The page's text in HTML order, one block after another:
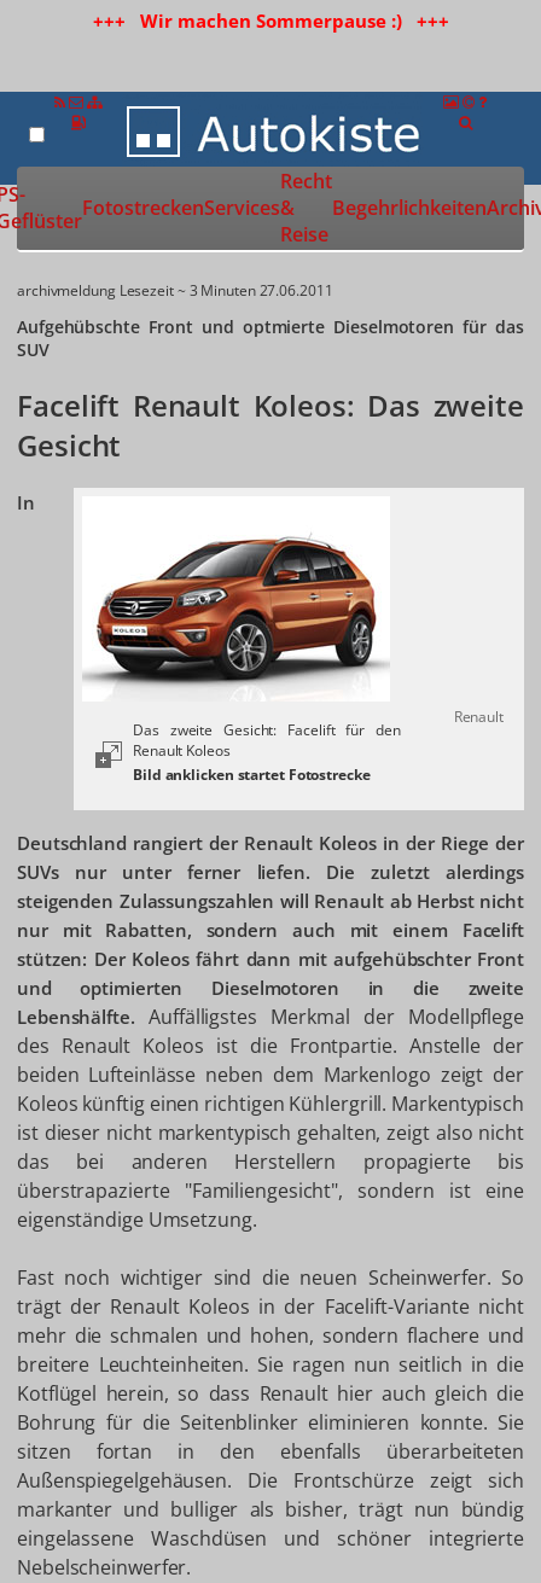
+++ Wir machen Sommerpause :) +++
Zur Startseite
FotostreckenServices
Recht
&
Reise
Begehrlichkeiten
archivmeldung Lesezeit ~ 3 Minuten27.06.2011
Aufgehübschte Front und optmierte Dieselmotoren für das
SUV
Facelift Renault Koleos: Das zweite
Gesicht
Renault
Das zweite Gesicht: Facelift für den
Renault Koleos
In
Deutschland rangiert der Renault Koleos in der Riege der
SUVs nur unter ferner liefen. Die zuletzt alerdings
steigenden Zulassungszahlen will Renault ab Herbst nicht
nur mit Rabatten, sondern auch mit einem Facelift
stützen: Der Koleos fährt dann mit aufgehübschter Front
und optimierten Dieselmotoren in die zweite
Lebenshälfte.Auffälligstes Merkmal der Modellpflege
des Renault Koleos ist die Frontpartie. Anstelle der
beiden Lufteinlässe neben dem Markenlogo zeigt der
Koleos künftig einen richtigen Kühlergrill. Markentypisch
ist dieser nicht markentypisch gehalten, zeigt also nicht
das bei anderen Herstellern propagierte bis
überstrapazierte "Familiengesicht", sondern ist eine
eigenständige Umsetzung.
Fast noch wichtiger sind die neuen Scheinwerfer. So
trägt der Renault Koleos in der Facelift-Variante nicht
mehr die schmalen und hohen, sondern flachere und
breitere Leuchteinheiten. Sie ragen nun seitlich in die
Kotflügel herein, so dass Renault hier auch gleich die
Bohrung für die Seitenblinker eliminieren konnte. Sie
sitzen fortan in den ebenfalls überarbeiteten
Außenspiegelgehäusen. Die Frontschürze zeigt sich
markanter und bulliger als bisher, trägt nun bündig
eingelassene Waschdüsen und schöner integrierte
Nebelscheinwerfer.